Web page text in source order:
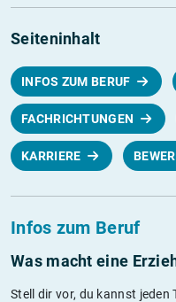
Seiteninhalt
INFOS ZUM BERUF
FACHRICHTUNGEN
KARRIERE
Infos zum Beruf
Was macht eine
Stell dir vor, du kannst jeden